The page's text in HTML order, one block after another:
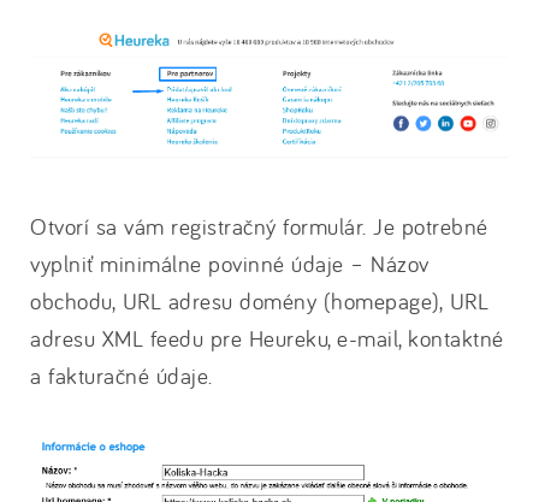
Otvorí sa vám registračný formulár. Je potrebné
vyplniť minimálne povinné údaje – Názov
obchodu, URL adresu domény (homepage), URL
adresu XML feedu pre Heureku, e-mail, kontaktné
a fakturačné údaje.